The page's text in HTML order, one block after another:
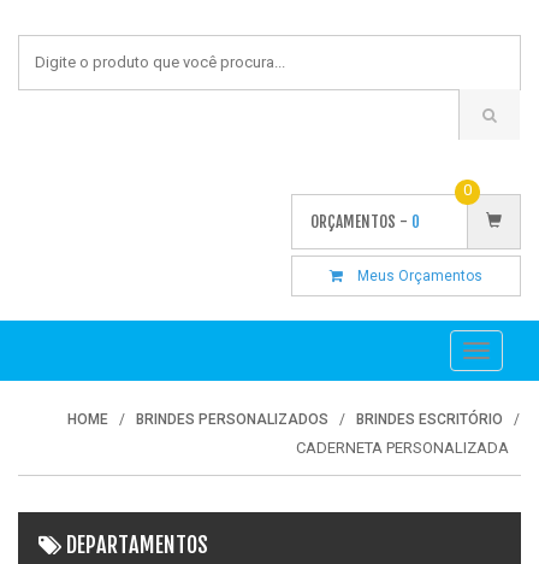
ORÇAMENTOS - 0
0
Meus Orçamentos
Toggle
HOME BRINDES PERSONALIZADOS BRINDES ESCRITÓRIO
CADERNETA PERSONALIZADA
DEPARTAMENTOS